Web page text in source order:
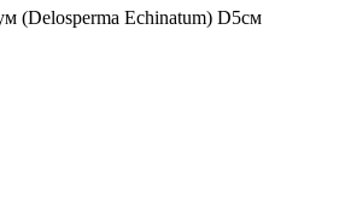
(Delosperma Echinatum) D5см